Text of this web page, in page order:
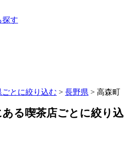
探す
とに絞り込む > 長野県 > 高森町
る喫茶店ごとに絞り込